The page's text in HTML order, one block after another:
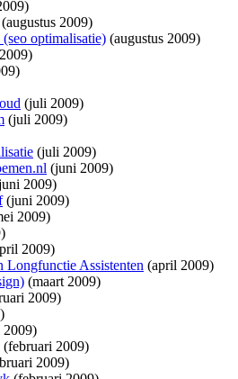
(augustus 2009)
optimalisatie) (augustus 2009)
(juli 2009)
(juli 2009)
(juli 2009)
(juni 2009)
2009)
(juni 2009)
2009)
2009)
Longfunctie Assistenten (april 2009)
(maart 2009)
2009)
2009)
(februari 2009)
2009)